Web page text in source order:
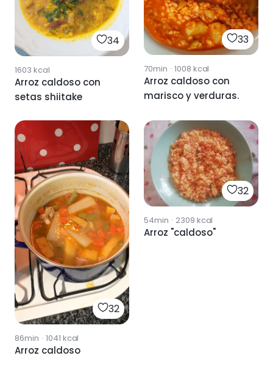
34
1603 kcal
Arroz caldoso con
setas shiitake
33
70min · 1008 kcal
Arroz caldoso con
marisco y verduras.
32
86min · 1041 kcal
Arroz caldoso
32
54min · 2309 kcal
Arroz "caldoso"